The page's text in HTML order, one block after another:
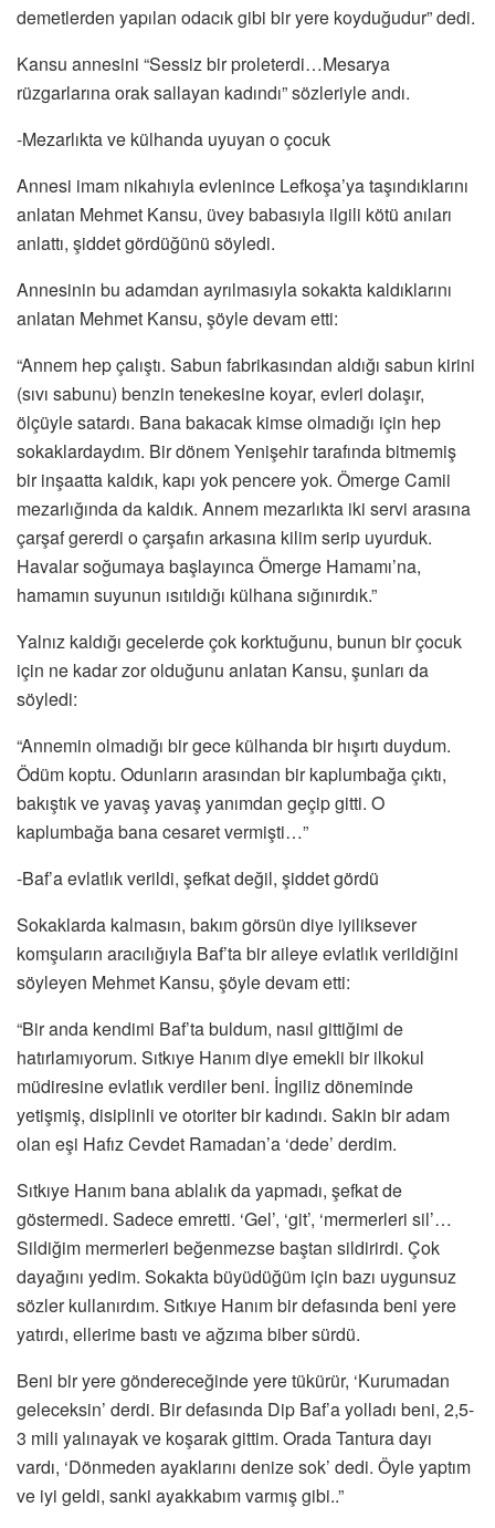
demetlerden yapılan odacık gibi bir yere koyduğudur” dedi.
Kansu annesini “Sessiz bir proleterdi…Mesarya
rüzgarlarına orak sallayan kadındı” sözleriyle andı.
-Mezarlıkta ve külhanda uyuyan o çocuk
Annesi imam nikahıyla evlenince Lefkoşa’ya taşındıklarını
anlatan Mehmet Kansu, üvey babasıyla ilgili kötü anıları
anlattı, şiddet gördüğünü söyledi.
Annesinin bu adamdan ayrılmasıyla sokakta kaldıklarını
anlatan Mehmet Kansu, şöyle devam etti:
“Annem hep çalıştı. Sabun fabrikasından aldığı sabun kirini
(sıvı sabunu) benzin tenekesine koyar, evleri dolaşır,
ölçüyle satardı. Bana bakacak kimse olmadığı için hep
sokaklardaydım. Bir dönem Yenişehir tarafında bitmemiş
bir inşaatta kaldık, kapı yok pencere yok. Ömerge Camii
mezarlığında da kaldık. Annem mezarlıkta iki servi arasına
çarşaf gererdi o çarşafın arkasına kilim serip uyurduk.
Havalar soğumaya başlayınca Ömerge Hamamı’na,
hamamın suyunun ısıtıldığı külhana sığınırdık.”
Yalnız kaldığı gecelerde çok korktuğunu, bunun bir çocuk
için ne kadar zor olduğunu anlatan Kansu, şunları da
söyledi:
“Annemin olmadığı bir gece külhanda bir hışırtı duydum.
Ödüm koptu. Odunların arasından bir kaplumbağa çıktı,
bakıştık ve yavaş yavaş yanımdan geçip gitti. O
kaplumbağa bana cesaret vermişti…”
-Baf’a evlatlık verildi, şefkat değil, şiddet gördü
Sokaklarda kalmasın, bakım görsün diye iyiliksever
komşuların aracılığıyla Baf’ta bir aileye evlatlık verildiğini
söyleyen Mehmet Kansu, şöyle devam etti:
“Bir anda kendimi Baf’ta buldum, nasıl gittiğimi de
hatırlamıyorum. Sıtkıye Hanım diye emekli bir ilkokul
müdiresine evlatlık verdiler beni. İngiliz döneminde
yetişmiş, disiplinli ve otoriter bir kadındı. Sakin bir adam
olan eşi Hafız Cevdet Ramadan’a ‘dede’ derdim.
Sıtkıye Hanım bana ablalık da yapmadı, şefkat de
göstermedi. Sadece emretti. ‘Gel’, ‘git’, ‘mermerleri sil’…
Sildiğim mermerleri beğenmezse baştan sildirirdi. Çok
dayağını yedim. Sokakta büyüdüğüm için bazı uygunsuz
sözler kullanırdım. Sıtkıye Hanım bir defasında beni yere
yatırdı, ellerime bastı ve ağzıma biber sürdü.
Beni bir yere göndereceğinde yere tükürür, ‘Kurumadan
geleceksin’ derdi. Bir defasında Dip Baf’a yolladı beni, 2,5-
3 mili yalınayak ve koşarak gittim. Orada Tantura dayı
vardı, ‘Dönmeden ayaklarını denize sok’ dedi. Öyle yaptım
ve iyi geldi, sanki ayakkabım varmış gibi..”